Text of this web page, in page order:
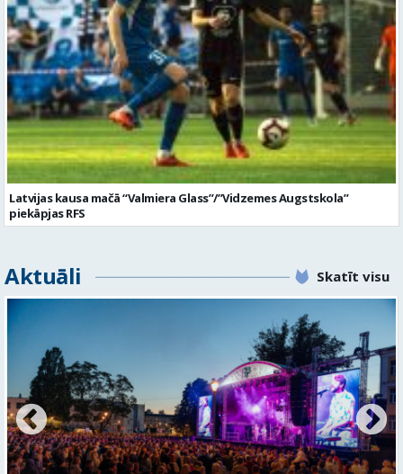
Latvijas kausa mačā “Valmiera Glass”/”Vidzemes Augstskola”
piekāpjas RFS
Aktuāli Skatīt visu